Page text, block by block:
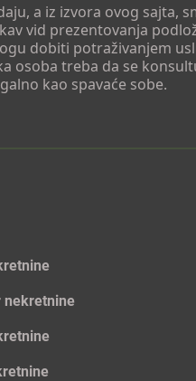
a iz izvora ovog
vid prezentovanja
dobiti potraživanjem
osoba treba da se
kao spavaće sobe.
nekretnine